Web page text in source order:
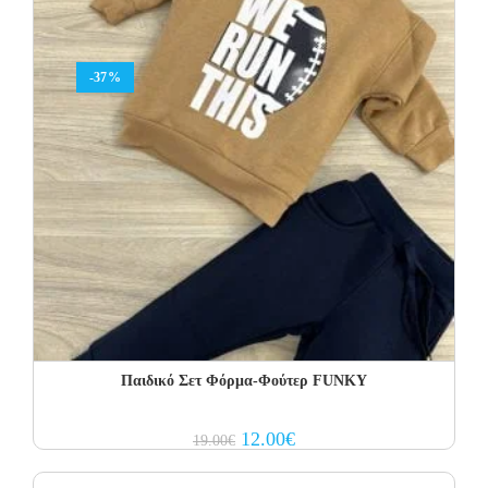
-37%
Παιδικό Σετ Φόρμα-Φούτερ FUNKY
19.00€ Original
price
12.00€Current
price